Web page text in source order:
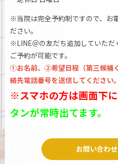
※当院は完全予約制ですので、お
ださい。
※LINE＠の友だち追加していただ
ご予約が可能です。
①お名前、②希望日程（第三候補
絡先電話番号を送信してください。
※スマホの方は画面下
タンが常時出てます。
お問い合わ